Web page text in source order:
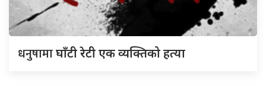
धनुषामाघाँटी रेटी एक व्यक्तिको हत्या